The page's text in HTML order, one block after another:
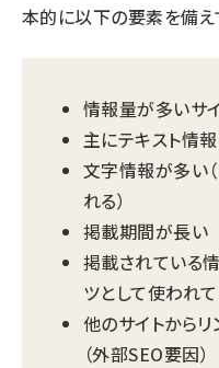
本的に以下の要素を備え
情報量が多いサ
主にテキスト情報
文字情報が多い
れる）
掲載期間が長い
掲載されている
ツとして使われて
他のサイトからリ
（外部SEO要因）